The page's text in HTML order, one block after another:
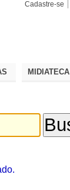
Cadastre-se
MIDIATECA